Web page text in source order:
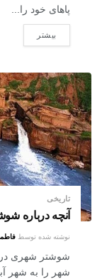
پاهای خود را...
بیشتر
تاریخی
آنچه درباره
نوشته شده توسط
شوشتر شهری در
شهر را به شهر